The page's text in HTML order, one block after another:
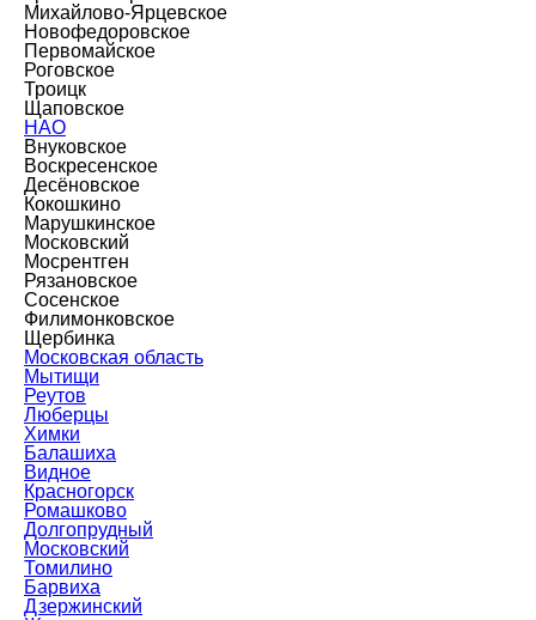
Михайлово-Ярцевское
Новофедоровское
Первомайское
Роговское
Троицк
Щаповское
НАО
Внуковское
Воскресенское
Десёновское
Кокошкино
Марушкинское
Московский
Мосрентген
Рязановское
Сосенское
Филимонковское
Щербинка
Московская область
Мытищи
Реутов
Люберцы
Химки
Балашиха
Видное
Красногорск
Ромашково
Долгопрудный
Московский
Томилино
Барвиха
Дзержинский